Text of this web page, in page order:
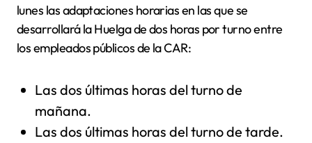
lunes las adaptaciones horarias en las que se
desarrollará la Huelga de dos horas por turno entre
los empleados públicos de la CAR:
Las dos últimas horas del turno de
mañana.
Las dos últimas horas del turno de tarde.